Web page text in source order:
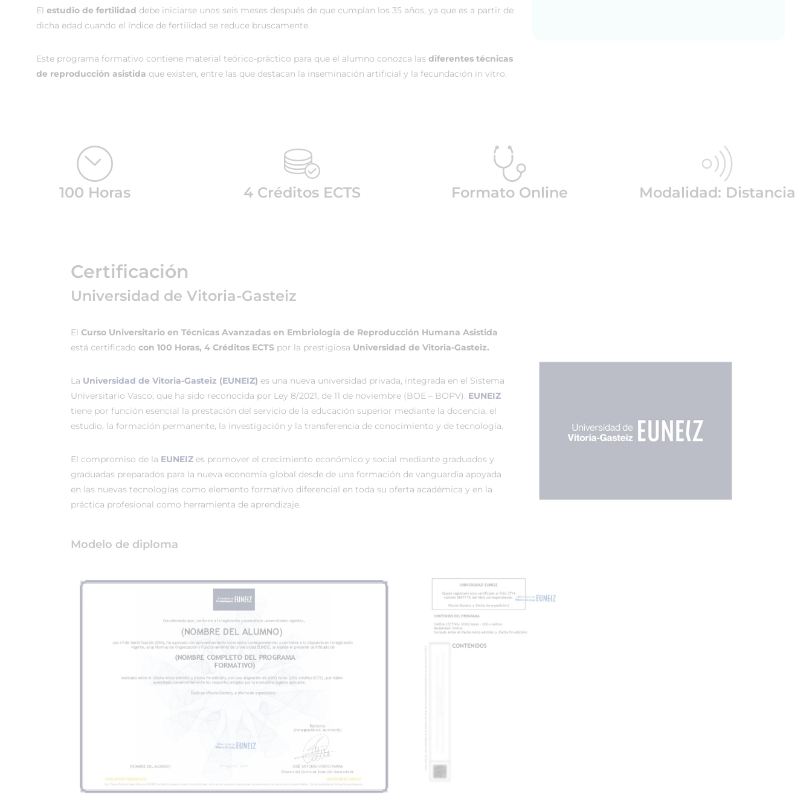
El estudio de fertilidad debe iniciarse unos seis meses después de que cumplan los 35 años, ya que es a partir de
dicha edad cuando el índice de fertilidad se reduce bruscamente.
Este programa formativo contiene material teórico-práctico para que el alumno conozca las diferentes técnicas
de reproducción asistida que existen, entre las que destacan la inseminación artificial y la fecundación in vitro.
100 Horas 4 Créditos ECTS Formato Online Modalidad: Distancia
Certificación
Universidad de Vitoria-Gasteiz
El Curso Universitario en Técnicas Avanzadas en Embriología de Reproducción Humana Asistida
está certificado con 100 Horas, 4 Créditos ECTS por la prestigiosa Universidad de Vitoria-Gasteiz.
La Universidad de Vitoria-Gasteiz (EUNEIZ) es una nueva universidad privada, integrada en el Sistema
Universitario Vasco, que ha sido reconocida por Ley 8/2021, de 11 de noviembre (BOE – BOPV). EUNEIZ
tiene por función esencial la prestación del servicio de la educación superior mediante la docencia, el
estudio, la formación permanente, la investigación y la transferencia de conocimiento y de tecnología.
El compromiso de la EUNEIZ es promover el crecimiento económico y social mediante graduados y
graduadas preparados para la nueva economía global desde de una formación de vanguardia apoyada
en las nuevas tecnologías como elemento formativo diferencial en toda su oferta académica y en la
práctica profesional como herramienta de aprendizaje.
Modelo de diploma